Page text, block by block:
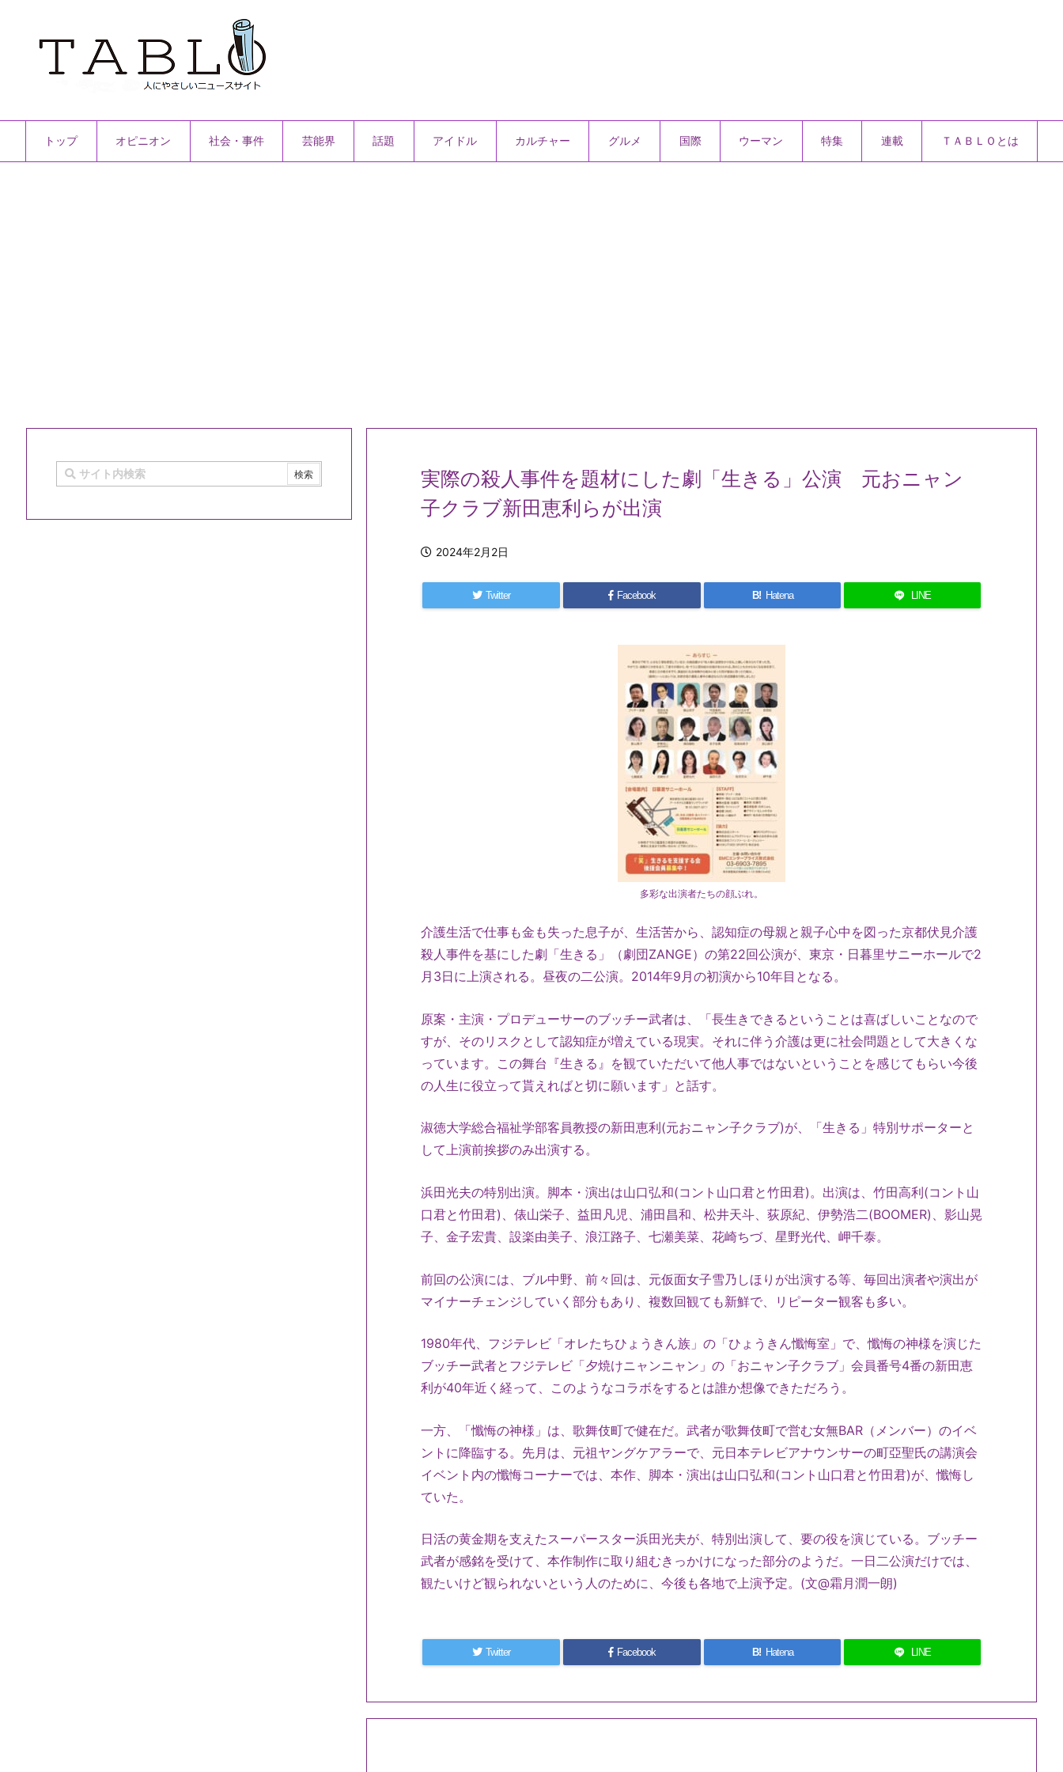
トップ オピニオン 社会・事件 芸能界 話題 アイドル カルチャー グルメ 国際 ウーマン 特集 連載 ＴＡＢＬＯとは
実際の殺人事件を題材にした劇「生きる」公演 元おニャン
子クラブ新田恵利らが出演
2024年2月2日
Twitter Facebook B! Hatena LINE
多彩な出演者たちの顔ぶれ。
介護生活で仕事も金も失った息子が、生活苦から、認知症の母親と親子心中を図った京都伏見介護
殺人事件を基にした劇「生きる」（劇団ZANGE）の第22回公演が、東京・日暮里サニーホールで2
月3日に上演される。昼夜の二公演。2014年9月の初演から10年目となる。
原案・主演・プロデューサーのブッチー武者は、「長生きできるということは喜ばしいことなので
すが、そのリスクとして認知症が増えている現実。それに伴う介護は更に社会問題として大きくな
っています。この舞台『生きる』を観ていただいて他人事ではないということを感じてもらい今後
の人生に役立って貰えればと切に願います」と話す。
淑徳大学総合福祉学部客員教授の新田恵利(元おニャン子クラブ)が、「生きる」特別サポーターと
して上演前挨拶のみ出演する。
浜田光夫の特別出演。脚本・演出は山口弘和(コント山口君と竹田君)。出演は、竹田高利(コント山
口君と竹田君)、俵山栄子、益田凡児、浦田昌和、松井天斗、荻原紀、伊勢浩二(BOOMER)、影山晃
子、金子宏貴、設楽由美子、浪江路子、七瀬美菜、花崎ちづ、星野光代、岬千泰。
前回の公演には、ブル中野、前々回は、元仮面女子雪乃しほりが出演する等、毎回出演者や演出が
マイナーチェンジしていく部分もあり、複数回観ても新鮮で、リピーター観客も多い。
1980年代、フジテレビ「オレたちひょうきん族」の「ひょうきん懺悔室」で、懺悔の神様を演じた
ブッチー武者とフジテレビ「夕焼けニャンニャン」の「おニャン子クラブ」会員番号4番の新田恵
利が40年近く経って、このようなコラボをするとは誰か想像できただろう。
一方、「懺悔の神様」は、歌舞伎町で健在だ。武者が歌舞伎町で営む女無BAR（メンバー）のイベ
ントに降臨する。先月は、元祖ヤングケアラーで、元日本テレビアナウンサーの町亞聖氏の講演会
イベント内の懺悔コーナーでは、本作、脚本・演出は山口弘和(コント山口君と竹田君)が、懺悔し
ていた。
日活の黄金期を支えたスーパースター浜田光夫が、特別出演して、要の役を演じている。ブッチー
武者が感銘を受けて、本作制作に取り組むきっかけになった部分のようだ。一日二公演だけでは、
観たいけど観られないという人のために、今後も各地で上演予定。(文@霜月潤一朗)
Twitter Facebook B! Hatena LINE